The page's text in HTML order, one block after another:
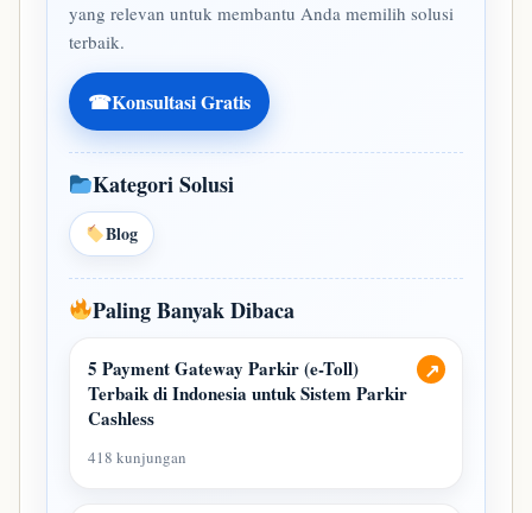
yang relevan untuk membantu Anda memilih solusi
terbaik.
☎Konsultasi Gratis
Kategori Solusi
Blog
Paling Banyak Dibaca
↗
5 Payment Gateway Parkir (e-Toll)
Terbaik di Indonesia untuk Sistem Parkir
Cashless
418 kunjungan